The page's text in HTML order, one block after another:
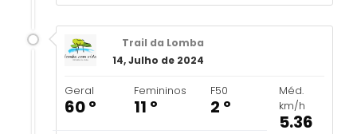
Trail da Lomba
14, Julho de 2024
Geral
60 º
Femininos
11 º
F50
2 º
Méd.
km/h
5.36